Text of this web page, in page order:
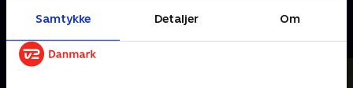
Samtykke Detaljer Om
Andre så også